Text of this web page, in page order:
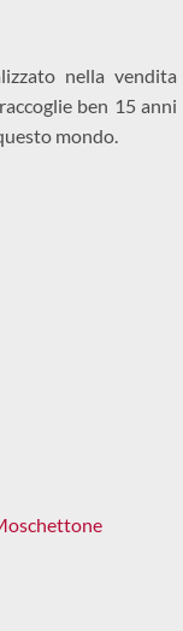
nella vendita
ben 15 anni
mondo.